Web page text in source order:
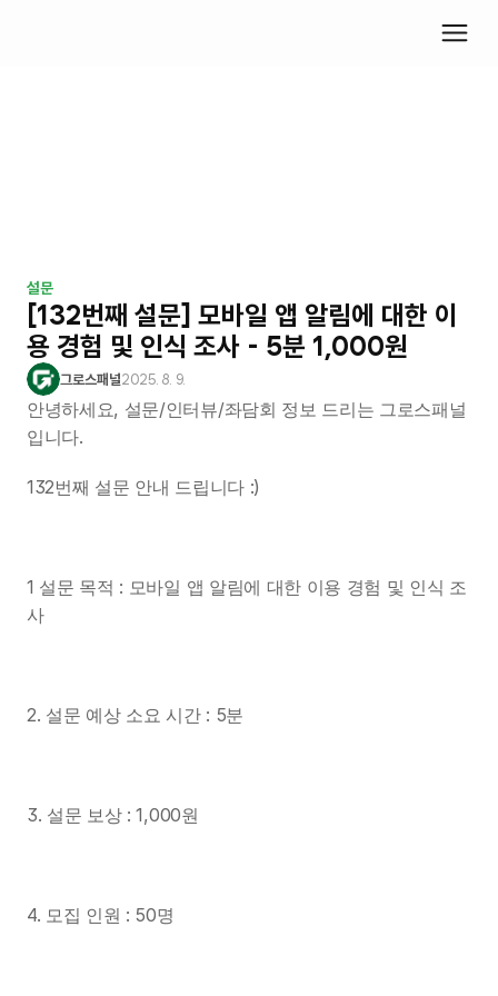
설문
[132번째 설문] 모바일 앱 알림에 대한 이
용 경험 및 인식 조사 - 5분 1,000원
그로스패널2025. 8. 9.
안녕하세요, 설문/인터뷰/좌담회 정보 드리는 그로스패널
입니다.
132번째 설문 안내 드립니다 :)
1 설문 목적 : 모바일 앱 알림에 대한 이용 경험 및 인식 조
사
2. 설문 예상 소요 시간 : 5분
3. 설문 보상 : 1,000원
4. 모집 인원 : 50명